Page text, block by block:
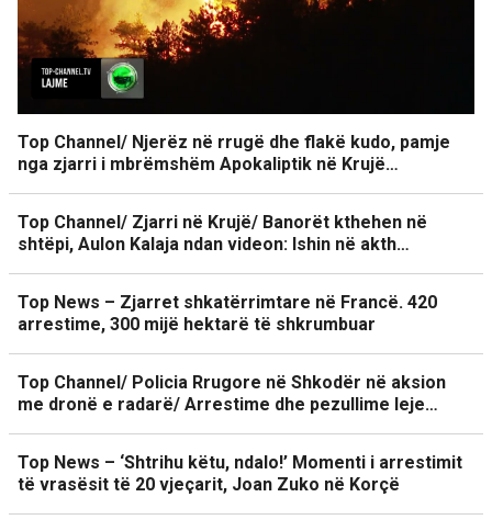
Top Channel/ Njerëz në rrugë dhe flakë kudo, pamje
nga zjarri i mbrëmshëm Apokaliptik në Krujë…
Top Channel/ Zjarri në Krujë/ Banorët kthehen në
shtëpi, Aulon Kalaja ndan videon: Ishin në akth…
Top News – Zjarret shkatërrimtare në Francë. 420
arrestime, 300 mijë hektarë të shkrumbuar
Top Channel/ Policia Rrugore në Shkodër në aksion
me dronë e radarë/ Arrestime dhe pezullime leje…
Top News – ‘Shtrihu këtu, ndalo!’ Momenti i arrestimit
të vrasësit të 20 vjeçarit, Joan Zuko në Korçë